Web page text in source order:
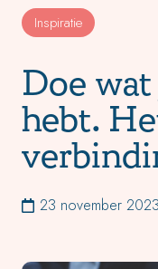
Inspiratie
Doe
hebt.
23 november 2023